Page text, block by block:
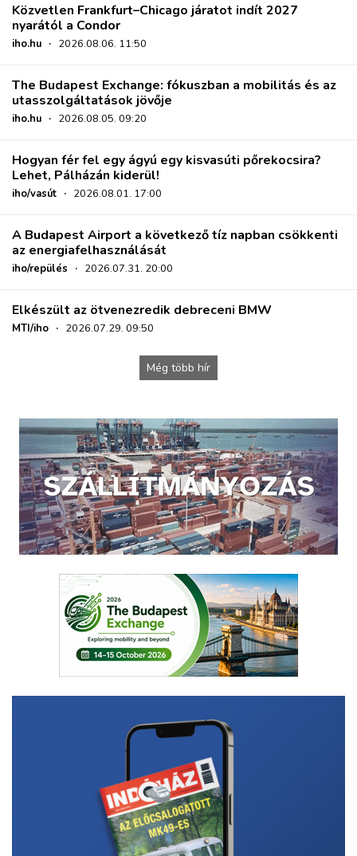
Közvetlen Frankfurt–Chicago járatot indít 2027
nyarától a Condor
iho.hu · 2026.08.06. 11:50
The Budapest Exchange: fókuszban a mobilitás és az
utasszolgáltatások jövője
iho.hu · 2026.08.05. 09:20
Hogyan fér fel egy ágyú egy kisvasúti pőrekocsira?
Lehet, Pálházán kiderül!
iho/vasút · 2026.08.01. 17:00
A Budapest Airport a következő tíz napban csökkenti
az energiafelhasználását
iho/repülés · 2026.07.31. 20:00
Elkészült az ötvenezredik debreceni BMW
MTI/iho · 2026.07.29. 09:50
Még több hír